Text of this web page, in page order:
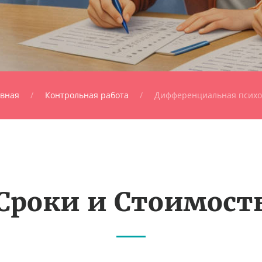
Контрольная работа Дифференциальная
и